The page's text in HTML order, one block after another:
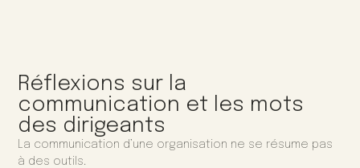
Réflexions sur la
communication et les mots
des dirigeants
La communication d’une organisation ne se résume pas
à des outils.